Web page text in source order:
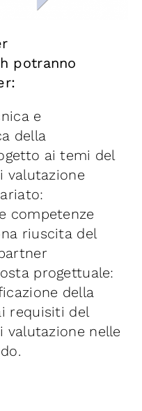
potranno
e
della
ai temi del
valutazione
competenze
riuscita del
progettuale:
della
requisiti del
valutazione nelle